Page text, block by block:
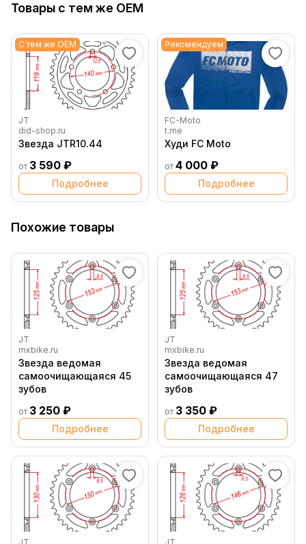
Товары с тем же OEM
С тем же OEM
JT
did-shop.ru
Звезда JTR10.44
от 3 590 ₽
Подробнее
Рекомендуем
FC-Moto
t.me
Худи FC Moto
от 4 000 ₽
Подробнее
Похожие товары
JT
mxbike.ru
Звезда ведомая
самоочищающаяся 45
зубов
от 3 250 ₽
Подробнее
JT
mxbike.ru
Звезда ведомая
самоочищающаяся 47
зубов
от 3 350 ₽
Подробнее